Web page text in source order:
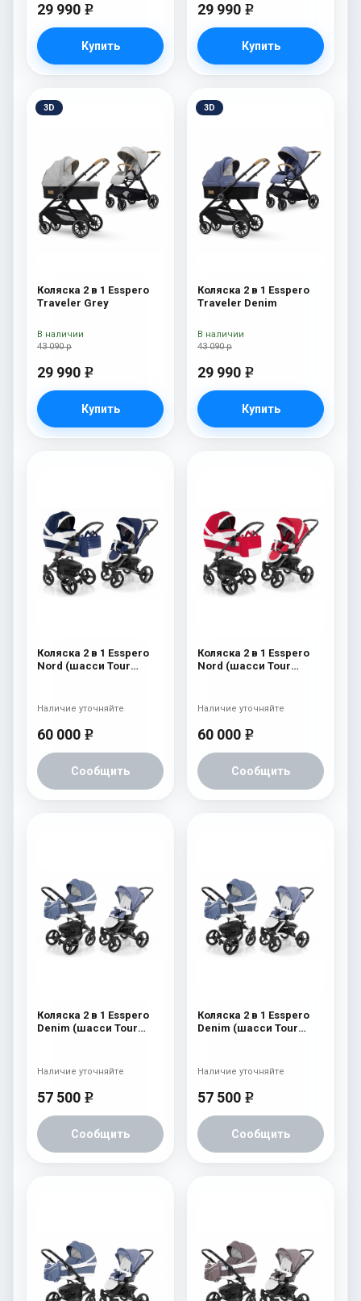
29 990 e
Купить
29 990 e
Купить
3D
Коляска 2 в 1 Esspero
Traveler Grey
43 090 р
29 990 e
Купить
В наличии
3D
Коляска 2 в 1 Esspero
Traveler Denim
43 090 р
29 990 e
Купить
В наличии
Коляска 2 в 1 Esspero
Nord (шасси Tour
60 000 e
Сообщить
Наличие уточняйте
Коляска 2 в 1 Esspero
Nord (шасси Tour
60 000 e
Сообщить
Наличие уточняйте
Коляска 2 в 1 Esspero
Denim (шасси Tour
57 500 e
Сообщить
Наличие уточняйте
Коляска 2 в 1 Esspero
Denim (шасси Tour
57 500 e
Сообщить
Наличие уточняйте